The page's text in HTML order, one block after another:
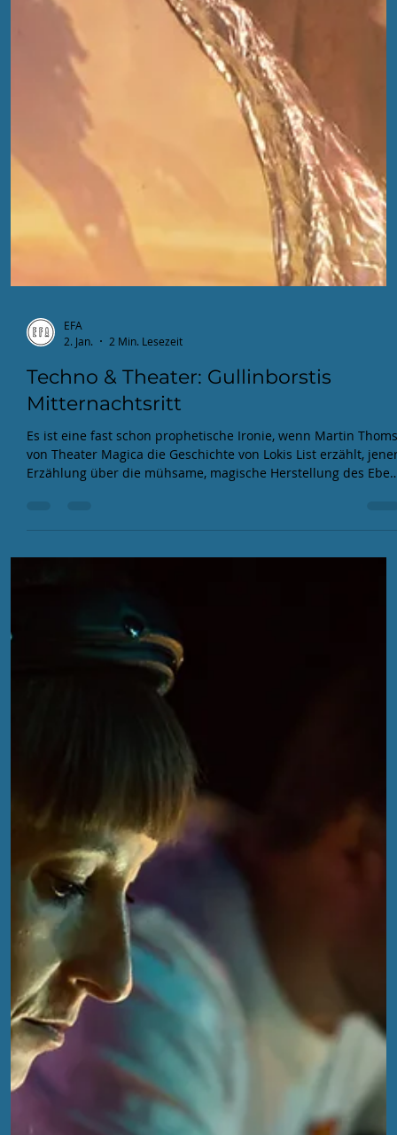
EFA
2. Jan.
2 Min. Lesezeit
Techno & Theater: Gullinborstis
Mitternachtsritt
Erzählung über die mühsame, magische Herstellung des